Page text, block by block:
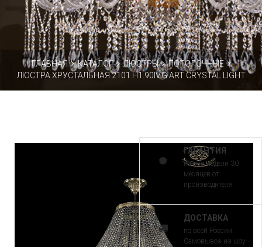
ГЛАВНАЯ КАТАЛОГ ЛЮСТРЫ
ПОТОЛОЧНЫЕ
ЛЮСТРА ХРУСТАЛЬНАЯ 2101.H1.90IV.G ART CRYSTAL LIGHT
ГАРАНТИЯ
на все модели 30
месяцев от
производителя
ДОСТАВКА
по всей России.
Самовывоз из шоу-